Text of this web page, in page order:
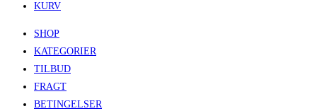
KURV
SHOP
KATEGORIER
TILBUD
FRAGT
BETINGELSER